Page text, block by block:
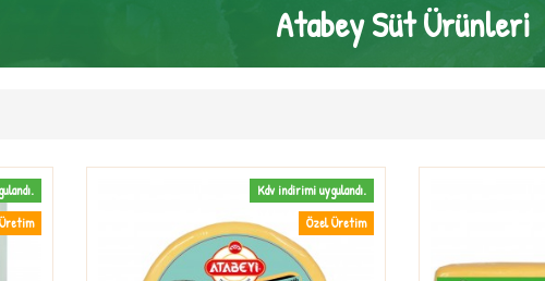
Atabey Süt Ürünleri
Özel Üretim
Kdv indirimi uygulandı.